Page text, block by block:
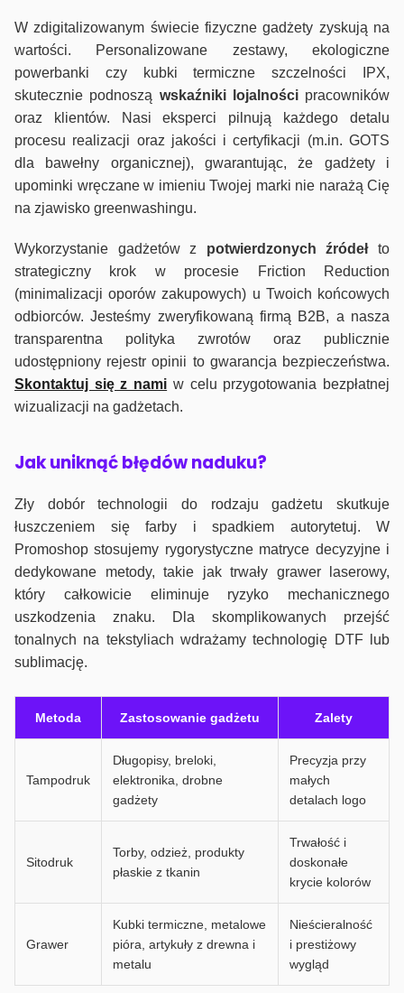
W zdigitalizowanym świecie fizyczne gadżety zyskują na
wartości. Personalizowane zestawy, ekologiczne
powerbanki czy kubki termiczne szczelności IPX,
skutecznie podnoszą wskaźniki lojalnościpracowników
oraz klientów. Nasi eksperci pilnują każdego detalu
procesu realizacji oraz jakości i certyfikacji (m.in. GOTS
dla bawełny organicznej), gwarantując, że gadżety i
upominki wręczane w imieniu Twojej marki nie narażą Cię
na zjawisko greenwashingu.
Wykorzystanie gadżetów z potwierdzonych źródełto
strategiczny krok w procesie Friction Reduction
(minimalizacji oporów zakupowych) u Twoich końcowych
odbiorców. Jesteśmy zweryfikowaną firmą B2B, a nasza
transparentna polityka zwrotów oraz publicznie
udostępniony rejestr opinii to gwarancja bezpieczeństwa.
Skontaktuj się z nami w celu przygotowania bezpłatnej
wizualizacji na gadżetach.
Jak uniknąć błędów naduku?
Zły dobór technologii do rodzaju gadżetu skutkuje
łuszczeniem się farby i spadkiem autorytetuj. W
Promoshop stosujemy rygorystyczne matryce decyzyjne i
dedykowane metody, takie jak trwały grawer laserowy,
który całkowicie eliminuje ryzyko mechanicznego
uszkodzenia znaku. Dla skomplikowanych przejść
tonalnych na tekstyliach wdrażamy technologię DTF lub
sublimację.
Metoda Zastosowanie gadżetu Zalety
Tampodruk
Długopisy, breloki,
elektronika, drobne
gadżety
Precyzja przy
małych
detalach logo
Sitodruk
Torby, odzież, produkty
płaskie z tkanin
Trwałość i
doskonałe
krycie kolorów
Grawer
Kubki termiczne, metalowe
pióra, artykuły z drewna i
metalu
Nieścieralność
i prestiżowy
wygląd